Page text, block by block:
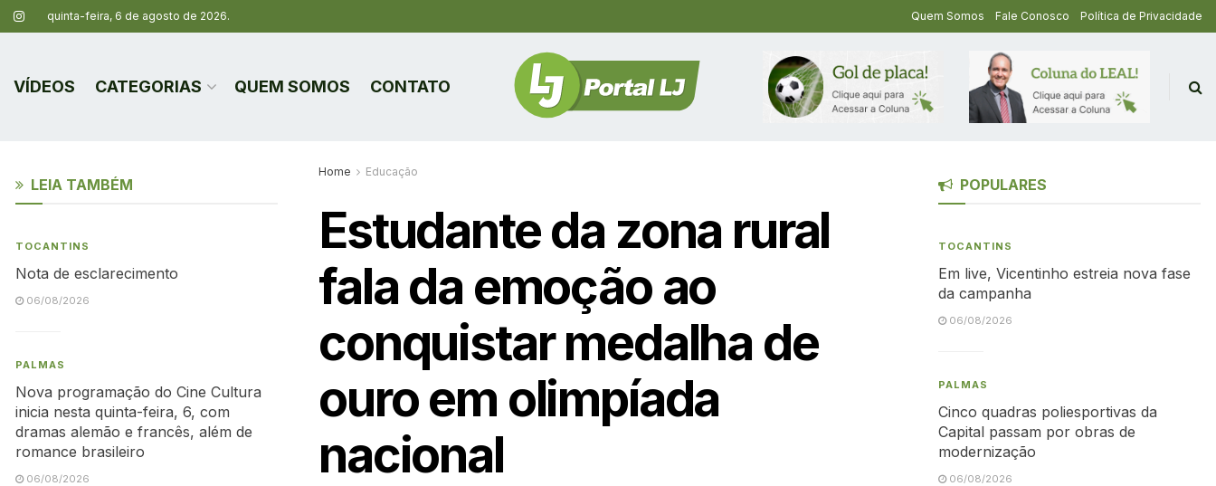
quinta-feira, 6 de agosto de 2026. Quem Somos Fale Conosco Política de Privacidade
VÍDEOS CATEGORIAS QUEM SOMOS CONTATO
Home Educação
Estudante da zona rural
fala da emoção ao
conquistar medalha de
ouro em olimpíada
nacional
LEIA TAMBÉM
TOCANTINS
Nota de esclarecimento
06/08/2026
PALMAS
Nova programação do Cine Cultura
inicia nesta quinta-feira, 6, com
dramas alemão e francês, além de
romance brasileiro
06/08/2026
POPULARES
TOCANTINS
Em live, Vicentinho estreia nova fase
da campanha
06/08/2026
PALMAS
Cinco quadras poliesportivas da
Capital passam por obras de
modernização
06/08/2026